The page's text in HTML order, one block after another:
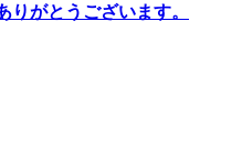
りがとうございます。